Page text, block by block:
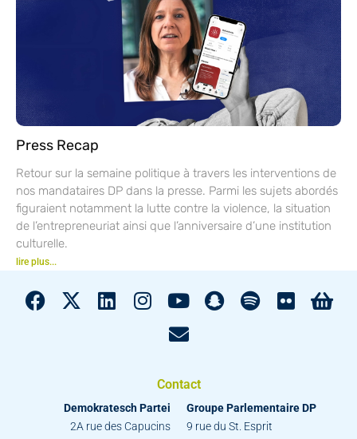
Press Recap
Retour sur la semaine politique à travers les interventions de
nos mandataires DP dans la presse. Parmi les sujets abordés
figuraient notamment la lutte contre la violence, la situation
de l’entrepreneuriat ainsi que l’anniversaire d’une institution
culturelle.
lire plus...
Contact
Demokratesch Partei
2A rue des Capucins
Groupe Parlementaire DP
9 rue du St. Esprit